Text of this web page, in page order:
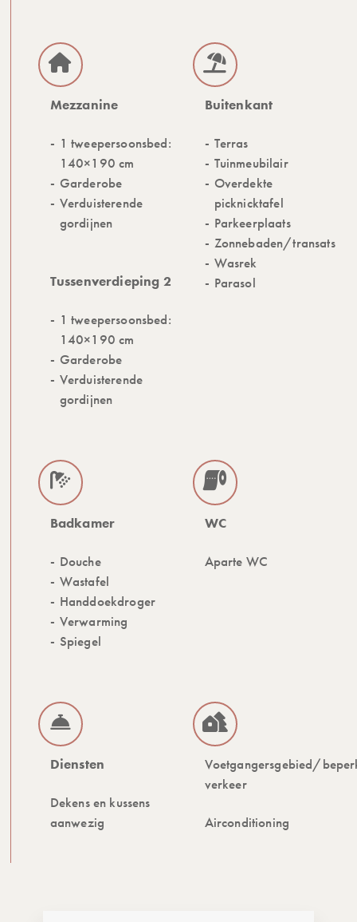
Mezzanine
1 tweepersoonsbed:
140×190 cm
Garderobe
Verduisterende
gordijnen
Tussenverdieping 2
1 tweepersoonsbed:
140×190 cm
Garderobe
Verduisterende
gordijnen
Buitenkant
Terras
Tuinmeubilair
Overdekte
picknicktafel
Parkeerplaats
Zonnebaden/transats
Wasrek
Parasol
Badkamer
Douche
Wastafel
Handdoekdroger
Verwarming
Spiegel
WC
Aparte WC
Diensten
Dekens en kussens
aanwezig
Voetgangersgebied/
verkeer
Airconditioning